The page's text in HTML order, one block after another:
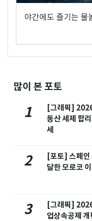
야간에도 즐기는 물
많이 본 포토
1
[그래픽]
동산 세제 합
세
2
[포토] 스페인
달한 모로코
3
[그래픽]
업상속공제 개